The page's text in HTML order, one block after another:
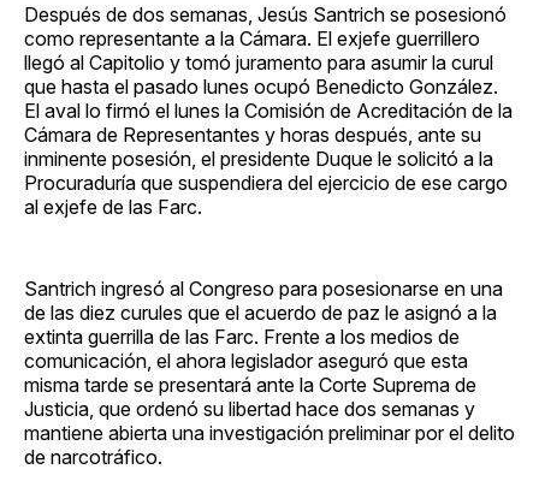
Después de dos semanas, Jesús Santrich se posesionó
como representante a la Cámara. El exjefe guerrillero
llegó al Capitolio y tomó juramento para asumir la curul
que hasta el pasado lunes ocupó Benedicto González.
El aval lo firmó el lunes la Comisión de Acreditación de la
Cámara de Representantes y horas después, ante su
inminente posesión, el presidente Duque le solicitó a la
Procuraduría que suspendiera del ejercicio de ese cargo
al exjefe de las Farc.
Santrich ingresó al Congreso para posesionarse en una
de las diez curules que el acuerdo de paz le asignó a la
extinta guerrilla de las Farc. Frente a los medios de
comunicación, el ahora legislador aseguró que esta
misma tarde se presentará ante la Corte Suprema de
Justicia, que ordenó su libertad hace dos semanas y
mantiene abierta una investigación preliminar por el delito
de narcotráfico.